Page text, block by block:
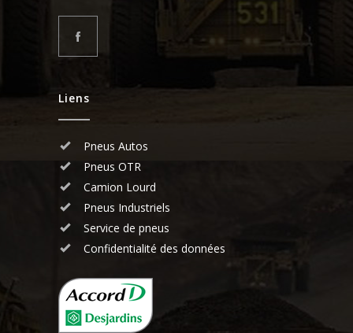
Liens
Pneus Autos
Pneus OTR
Camion Lourd
Pneus Industriels
Service de pneus
Confidentialité des données